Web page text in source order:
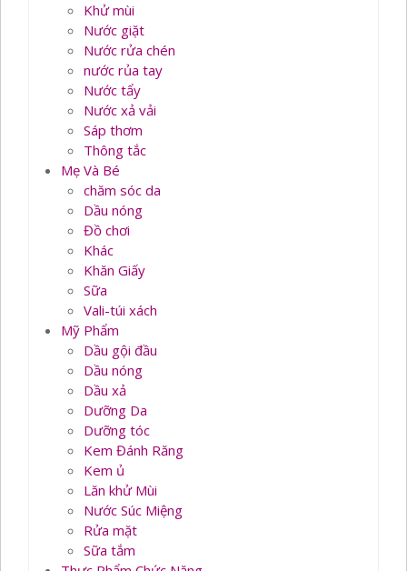
Khử mùi
Nước giặt
Nước rửa chén
nước rủa tay
Nước tẩy
Nước xả vải
Sáp thơm
Thông tắc
Mẹ Và Bé
chăm sóc da
Dầu nóng
Đồ chơi
Khác
Khăn Giấy
Sữa
Vali-túi xách
Mỹ Phẩm
Dầu gội đầu
Dầu nóng
Dầu xả
Dưỡng Da
Dưỡng tóc
Kem Đánh Răng
Kem ủ
Lăn khử Mùi
Nước Súc Miệng
Rửa mặt
Sữa tắm